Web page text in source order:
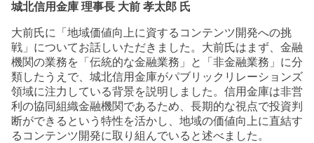
城北信用金庫 理事長 大前 孝太郎 氏
大前氏に「地域価値向上に資するコンテンツ開発への挑
戦」についてお話しいただきました。大前氏はまず、金融
機関の業務を「伝統的な金融業務」と「非金融業務」に分
類したうえで、城北信用金庫がパブリックリレーションズ
領域に注力している背景を説明しました。信用金庫は非営
利の協同組織金融機関であるため、長期的な視点で投資判
断ができるという特性を活かし、地域の価値向上に直結す
るコンテンツ開発に取り組んでいると述べました。